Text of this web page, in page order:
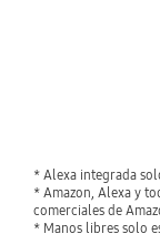
* Alexa integrada
* Amazon, Alexa y
comerciales de
* Manos libres solo